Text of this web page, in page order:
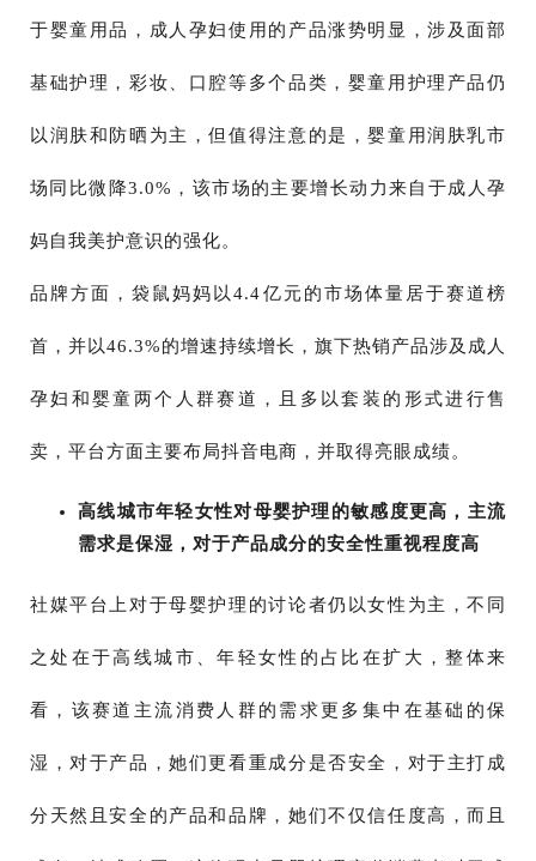
于婴童用品，成人孕妇使用的产品涨势明显，涉及面部
基础护理，彩妆、口腔等多个品类，婴童用护理产品仍
以润肤和防晒为主，但值得注意的是，婴童用润肤乳市
场同比微降3.0%，该市场的主要增长动力来自于成人孕
妈自我美护意识的强化。
品牌方面，袋鼠妈妈以4.4亿元的市场体量居于赛道榜
首，并以46.3%的增速持续增长，旗下热销产品涉及成人
孕妇和婴童两个人群赛道，且多以套装的形式进行售
卖，平台方面主要布局抖音电商，并取得亮眼成绩。
高线城市年轻女性对母婴护理的敏感度更高，主流
需求是保湿，对于产品成分的安全性重视程度高
社媒平台上对于母婴护理的讨论者仍以女性为主，不同
之处在于高线城市、年轻女性的占比在扩大，整体来
看，该赛道主流消费人群的需求更多集中在基础的保
湿，对于产品，她们更看重成分是否安全，对于主打成
分天然且安全的产品和品牌，她们不仅信任度高，而且